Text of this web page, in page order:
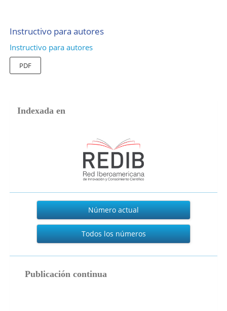
Instructivo para autores
Instructivo para autores
PDF
Indexada en
Actual
Número actual
Todos los números
Publicación continua